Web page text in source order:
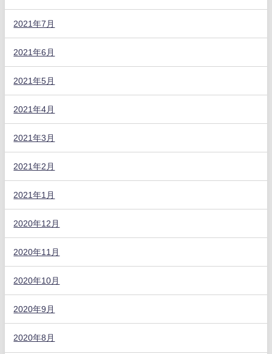
2021年7月
2021年6月
2021年5月
2021年4月
2021年3月
2021年2月
2021年1月
2020年12月
2020年11月
2020年10月
2020年9月
2020年8月